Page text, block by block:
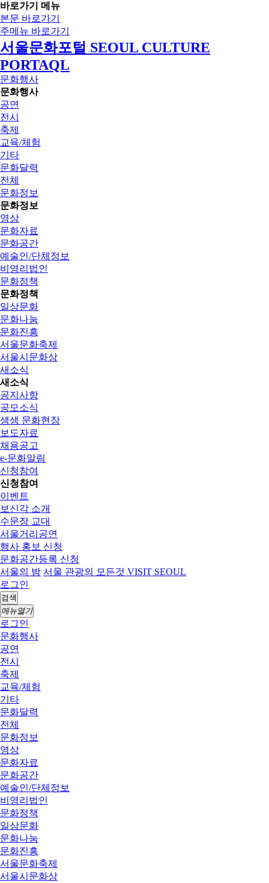
바로가기 메뉴
본문 바로가기
주메뉴 바로가기
서울문화포털 SEOUL CULTURE
PORTAQL
문화행사
문화행사
공연
전시
축제
교육/체험
기타
문화달력
전체
문화정보
문화정보
영상
문화자료
문화공간
예술인/단체정보
비영리법인
문화정책
문화정책
일상문화
문화나눔
문화진흥
서울문화축제
서울시문화상
새소식
새소식
공지사항
공모소식
생생 문화현장
보도자료
채용공고
e-문화알림
신청참여
신청참여
이벤트
보신각 소개
수문장 교대
서울거리공연
행사 홍보 신청
문화공간등록 신청
서울의 밤 서울 관광의 모든것 VISIT SEOUL
로그인
검색
메뉴열기
로그인
문화행사
공연
전시
축제
교육/체험
기타
문화달력
전체
문화정보
영상
문화자료
문화공간
예술인/단체정보
비영리법인
문화정책
일상문화
문화나눔
문화진흥
서울문화축제
서울시문화상